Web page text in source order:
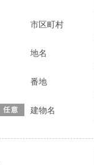
市区町村
地名
番地
建物名